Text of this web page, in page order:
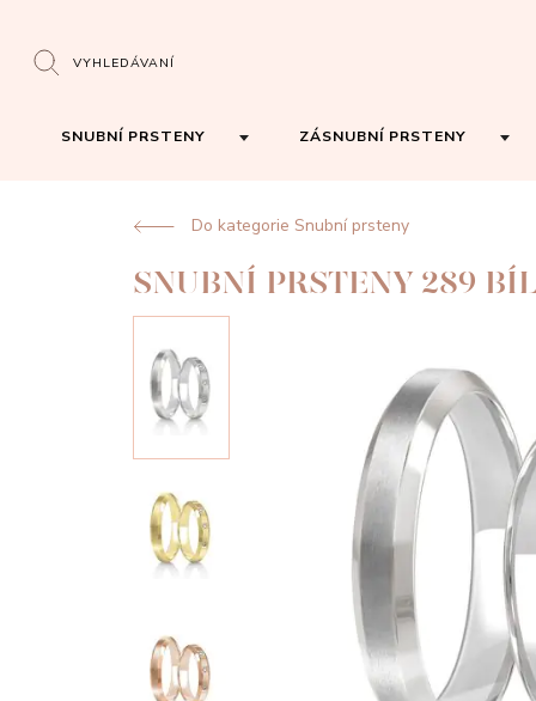
VYHLEDÁVANÍ
SNUBNÍ PRSTENY ZÁSNUBNÍ PRSTENY
Do kategorie Snubní prsteny
SNUBNÍ PRSTENY 289